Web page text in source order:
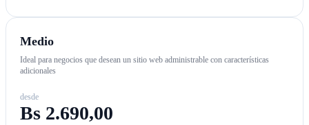
Medio
Ideal para negocios que desean un sitio web administrable con características
adicionales
desde
Bs 2.690,00